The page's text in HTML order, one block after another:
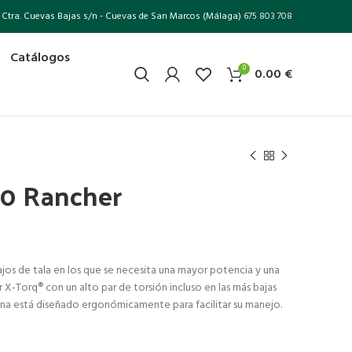
Ctra. Cuevas Bajas s/n - Cuevas de San Marcos (Málaga) 675 803 708
Catálogos
0 0.00 €
Rancher
€.
de tala en los que se necesita una mayor potencia y una
Torq® con un alto par de torsión incluso en las más bajas
está diseñado ergonómicamente para facilitar su manejo.